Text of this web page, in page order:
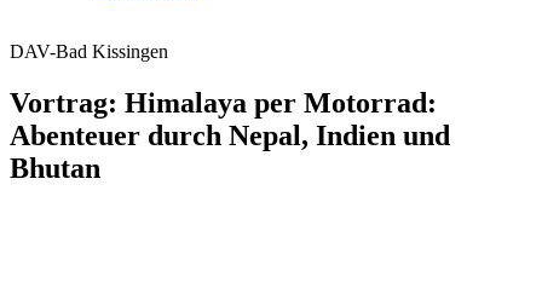
DAV-Bad Kissingen
Vortrag: Himalaya per Motorrad:
Abenteuer durch Nepal, Indien und
Bhutan